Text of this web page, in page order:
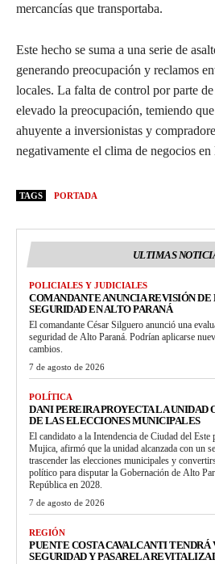
mercancías que transportaba.
Este hecho se suma a una serie de
generando preocupación y reclamos
locales. La falta de control por parte
elevado la preocupación, temiendo
ahuyente a inversionistas y
negativamente el clima de negocios en
TAGS PORTADA
ULTIMAS
POLICIALES Y JUDICIALES
COMANDANTE ANUNCIA REVISIÓN DE
SEGURIDAD EN ALTO PARANÁ
El comandante César Silguero anunció una
seguridad de Alto Paraná. Podrían aplicarse
cambios.
7 de agosto de 2026
POLÍTICA
DANI PEREIRA PROYECTA LA UNIDAD
DE LAS ELECCIONES MUNICIPALES
El candidato a la Intendencia de Ciudad del
Mujica, afirmó que la unidad alcanzada con un
trascender las elecciones municipales y
político para disputar la Gobernación de Alto
República en 2028.
7 de agosto de 2026
REGIÓN
PUENTE COSTA CAVALCANTI TENDRÁ
SEGURIDAD Y PASARELA